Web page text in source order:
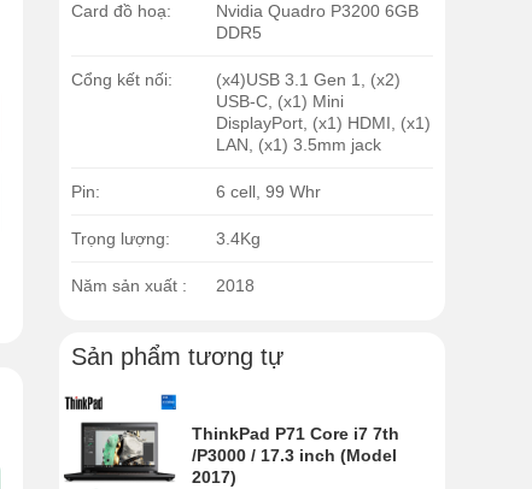
Card đồ hoạ:
Nvidia Quadro P3200 6GB
DDR5
Cổng kết nối:
(x4)USB 3.1 Gen 1, (x2)
USB-C, (x1) Mini
DisplayPort, (x1) HDMI, (x1)
LAN, (x1) 3.5mm jack
Pin: 6 cell, 99 Whr
Trọng lượng: 3.4Kg
Năm sản xuất : 2018
Sản phẩm tương tự
ThinkPad P71 Core i7 7th
/P3000 / 17.3 inch (Model
2017)